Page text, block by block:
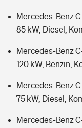
Mercedes-Benz
85 kW, Diesel,
Mercedes-Benz
120 kW, Benzin,
Mercedes-Benz
75 kW, Diesel,
Mercedes-Benz